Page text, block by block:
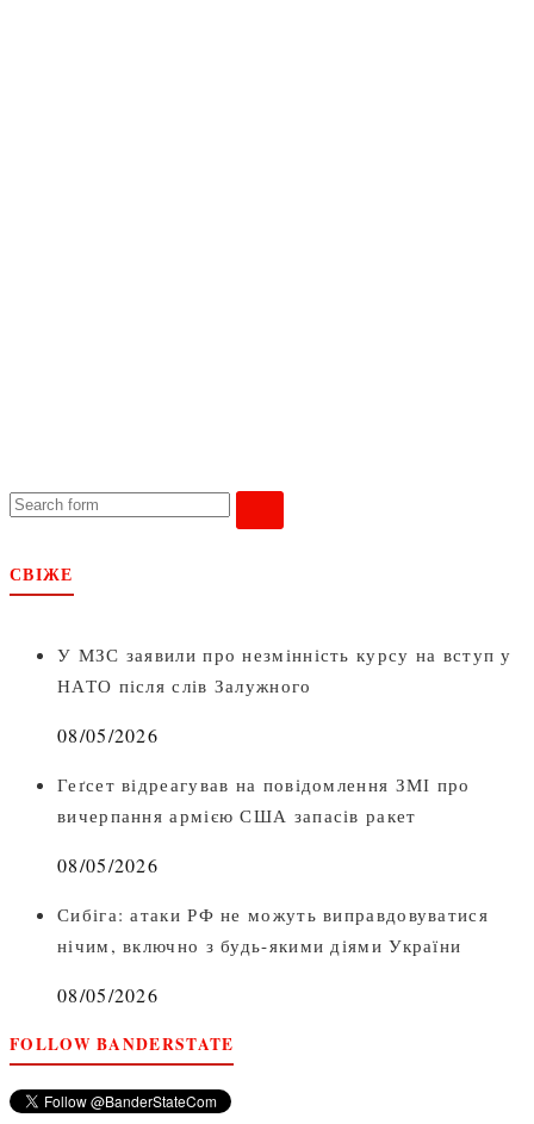
СВІЖЕ
У МЗС заявили про незмінність курсу на вступ у
НАТО після слів Залужного
08/05/2026
Геґсет відреагував на повідомлення ЗМІ про
вичерпання армією США запасів ракет
08/05/2026
Сибіга: атаки РФ не можуть виправдовуватися
нічим, включно з будь-якими діями України
08/05/2026
FOLLOW BANDERSTATE